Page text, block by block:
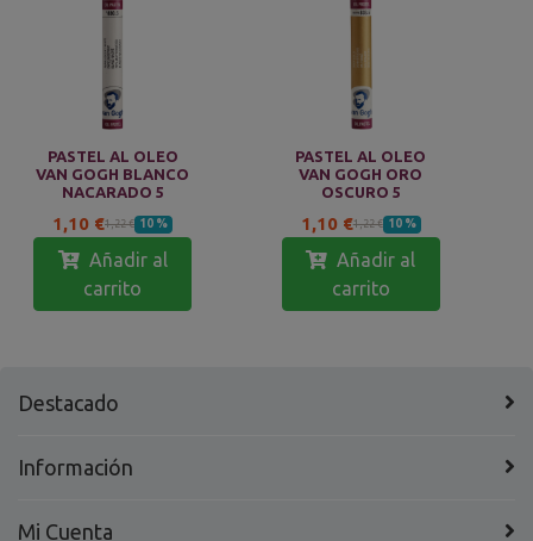
PASTEL AL OLEO
VAN GOGH BLANCO
NACARADO 5
1,10 €1,22 € 10 %
Añadir al
carrito
PASTEL AL OLEO
VAN GOGH ORO
OSCURO 5
1,10 €1,22 € 10 %
Añadir al
carrito
Destacado
Información
Mi Cuenta